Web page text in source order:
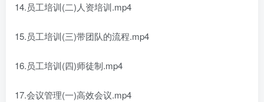
14.员工培训(二)人资培训.mp4
15.员工培训(三)带团队的流程.mp4
16.员工培训(四)师徒制.mp4
17.会议管理(一)高效会议.mp4